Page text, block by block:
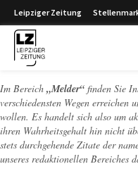
Leipziger Zeitung
Im Bereich „Melder“ finden Sie
verschiedensten Wegen
wollen. Es handelt sich also um
ihren Wahrheitsgehalt hin nicht
stets durchgehende Zitate der
unseres redaktionellen Bereiches